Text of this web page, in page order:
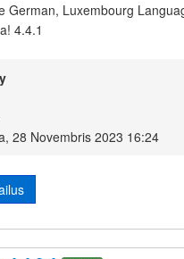
German, Luxembourg
4.4.1
28 Novembris 2023 16:24